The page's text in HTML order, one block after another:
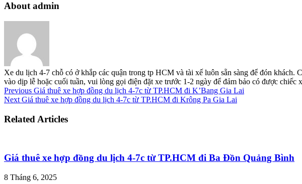
About admin
Xe du lịch 4-7 chỗ có ở khắp các quận trong tp HCM và tài xế luôn sẵn sàng để đón
vào dịp lễ hoặc cuối tuần, vui lòng gọi điện đặt xe trước 1-2 ngày để đảm bảo có được chiếc
Previous Giá thuê xe hợp đồng du lịch 4-7c từ TP.HCM đi K’Bang Gia Lai
Next Giá thuê xe hợp đồng du lịch 4-7c từ TP.HCM đi Krông Pa Gia Lai
Related Articles
Giá thuê xe hợp đồng du lịch 4-7c từ TP.HCM đi Ba Đồn Quảng Bình
8 Tháng 6, 2025